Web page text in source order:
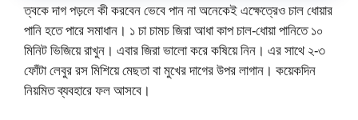
ত্বকে দাগ পড়লে কী করবেন ভেবে পান না অনেকেই এক্ষেত্রেও চাল ধোয়ার
পানি হতে পারে সমাধান। ১ চা চামচ জিরা আধা কাপ চাল-ধোয়া পানিতে ১০
মিনিট ভিজিয়ে রাখুন। এবার জিরা ভালো করে কষিয়ে নিন। এর সাথে ২-৩
ফোঁটা লেবুর রস মিশিয়ে মেছতা বা মুখের দাগের উপর লাগান। কয়েকদিন
নিয়মিত ব্যবহারে ফল আসবে।